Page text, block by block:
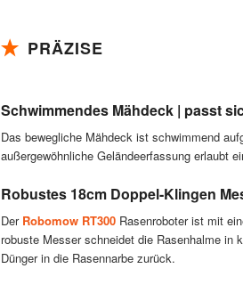
PRÄZISE
Schwimmendes Mähdeck | passt
Das bewegliche Mähdeck ist schwimmend
außergewöhnliche Geländeerfassung erlaubt
Robustes 18cm Doppel-Klingen
Der Robomow RT300 Rasenroboter ist mit
robuste Messer schneidet die Rasenhalme in
Dünger in die Rasennarbe zurück.